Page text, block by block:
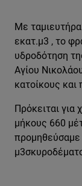
Με
εκατ.μ3 , το
υδροδότηση
Αγίου
κατοίκους και
Πρόκειται
μήκους 660
προμηθεύσαμε